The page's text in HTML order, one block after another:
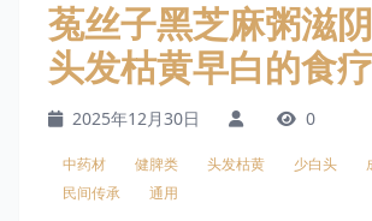
菟丝子黑芝麻粥滋
头发枯黄早白的食
2025年12月30日 0
中药材 健脾类 头发枯黄 少白头
民间传承
通用